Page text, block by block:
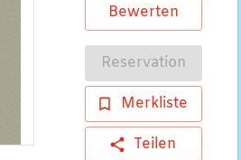
Bewerten
Reservation
Merkliste
Teilen